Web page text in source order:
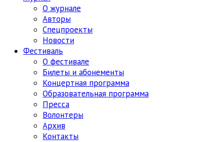
О журнале
Авторы
Спецпроекты
Новости
Фестиваль
О фестивале
Билеты и абонементы
Концертная программа
Образовательная программа
Пресса
Волонтеры
Архив
Контакты